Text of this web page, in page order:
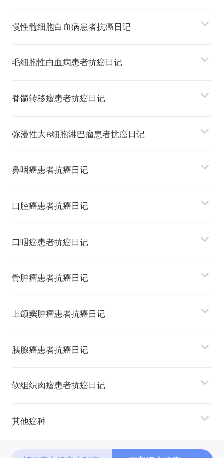
慢性髓细胞⽩⾎病患者抗癌日记
⽑细胞性⽩⾎病患者抗癌日记
脊髓转移瘤患者抗癌日记
弥漫性⼤B细胞淋巴瘤患者抗癌日记
⿐咽癌患者抗癌日记
⼝腔癌患者抗癌日记
⼝咽癌患者抗癌日记
⻣肿瘤患者抗癌日记
上颌窦肿瘤患者抗癌日记
胰腺癌患者抗癌日记
软组织⾁瘤患者抗癌日记
其他癌种